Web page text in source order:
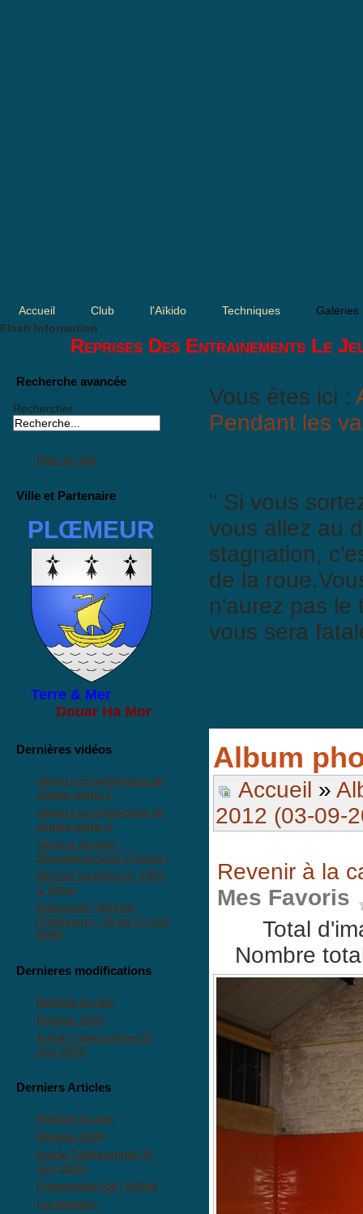
Accueil Club l'Aïkido Techniques
Galeries
Flash Information
Reprises Des Entrainements Le
Recherche avancée
Rechercher
Plan du site
Ville et Partenaire
PLŒMEUR
Terre & Mer
Douar Ha Mor
Dernières vidéos
ukemi Les techniques de
chutes partie 1
ukemi Les techniques de
chutes partie 2
Tamura Sensei -
Shumeikan Dojo (France)
Morihei Ueshiba en 1960
à Tokyo
Nobuyoshi Tamura -
Cherbourg - 29 au 31 mai
2008
Dernieres modifications
Refonte du site
Reprise 2026
Article Télégramme 20
Juin 2025
Derniers Articles
Refonte du site
Reprise 2026
Article Télégramme 20
Juin 2025
Présentation de l'Aïkido
Localisation
Vous êtes ici :
Pendant les
" Si vous
vous allez au
stagnation,
de la
n'aurez pas le
vous sera
Album
Accueil »
2012 (03-09-
Revenir à la
Mes Favoris
Total
Nombre